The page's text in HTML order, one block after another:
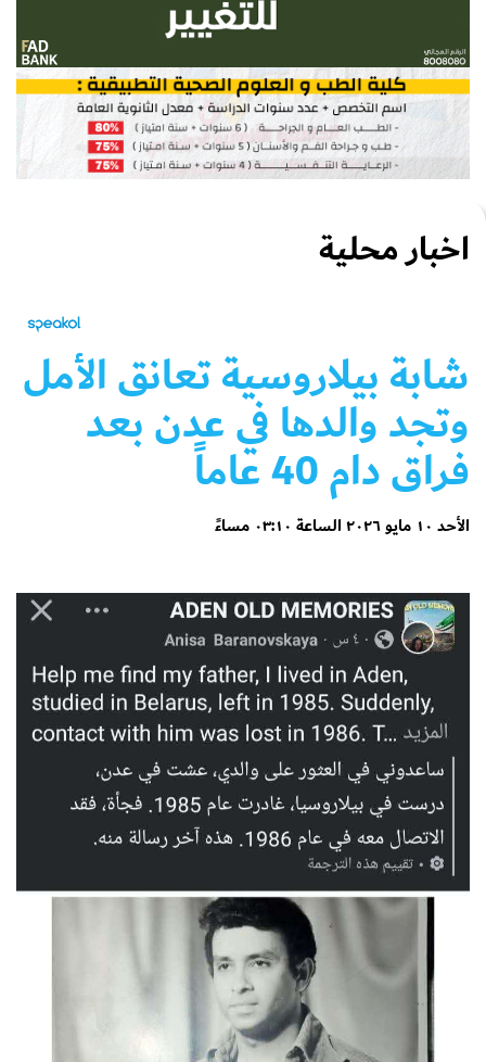
اخبار محلية
شابة بيلاروسية تعانق الأمل
وتجد والدها في عدن بعد
فراق دام 40 عاماً
الأحد ١٠ مايو ٢٠٢٦ الساعة ٠٣:١٠ مساءً